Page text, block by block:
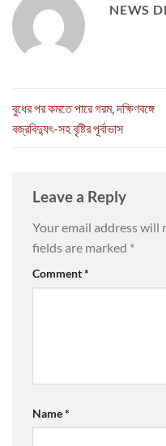
NEWS
বুধের পর কমতে পারে গরম, দক্ষিণবঙ্গে
বজ্রবিদ্যুৎ-সহ বৃষ্টির পূর্বাভাস
Leave a Reply
Your email address will
fields are marked *
Comment*
Name*